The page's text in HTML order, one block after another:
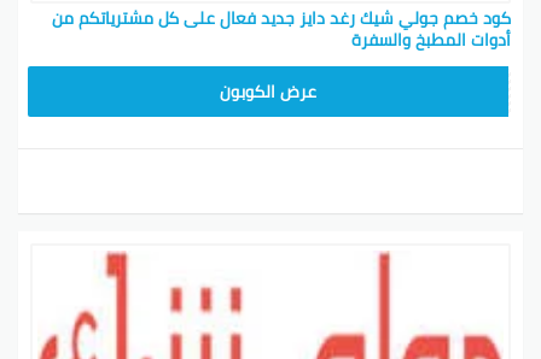
كود خصم جولي شيك رغد دايز جديد فعال على كل مشترياتكم من
أدوات المطبخ والسفرة
عرض الكوبون